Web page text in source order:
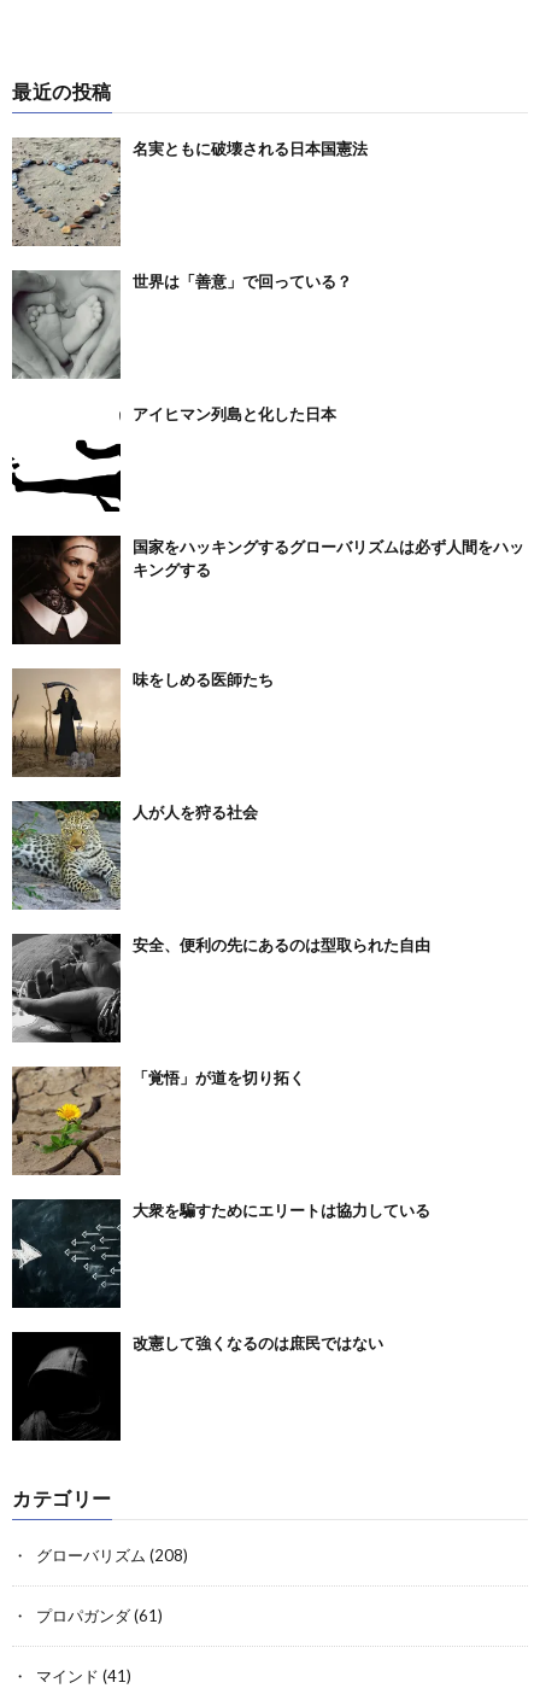
最近の投稿
名実ともに破壊される日本国憲法
世界は「善意」で回っている？
アイヒマン列島と化した日本
国家をハッキングするグローバリズムは必ず人間をハッ
キングする
味をしめる医師たち
人が人を狩る社会
安全、便利の先にあるのは型取られた自由
「覚悟」が道を切り拓く
大衆を騙すためにエリートは協力している
改憲して強くなるのは庶民ではない
カテゴリー
グローバリズム (208)
プロパガンダ(61)
マインド (41)